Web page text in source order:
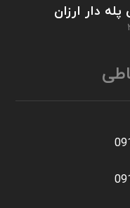
دار ارزان